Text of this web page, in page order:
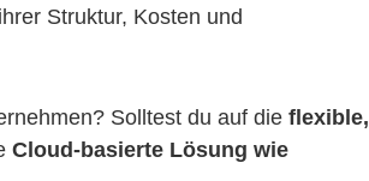
Struktur, Kosten und
Solltest du auf dieflexible,
Cloud-basierte Lösung wie